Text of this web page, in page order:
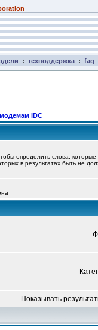
: техподдержка : faq
IDC
определить слова,
в результатах быть не
Показывать